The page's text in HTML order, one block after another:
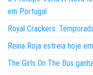
em Portugal
Royal Crackers:
Reina Roja estreia hoje
The Girls On The Bus